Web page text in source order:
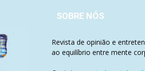
SOBRE NÓS
Revista de opinião e
ao equilíbrio entre mente